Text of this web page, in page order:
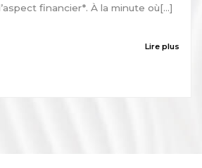
financier*. À la minute où[...]
Lire plus